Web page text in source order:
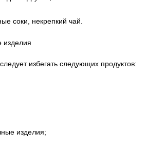
соки, некрепкий чай.
избегать следующих продуктов:
изделия;